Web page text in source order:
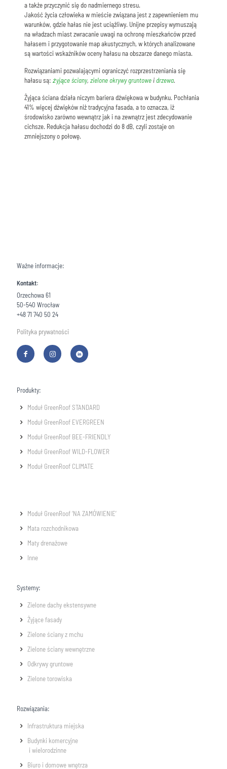
a także przyczynić się do nadmiernego stresu.
Jakość życia człowieka w mieście związana jest z zapewnieniem mu
warunków, gdzie hałas nie jest uciążliwy. Unijne przepisy wymuszają
na władzach miast zwracanie uwagi na ochronę mieszkańców przed
hałasem i przygotowanie map akustycznych, w których analizowane
są wartości wskaźników oceny hałasu na obszarze danego miasta.
Rozwiązaniami pozwalającymi ograniczyć rozprzestrzeniania się
hałasu są:żyjące ściany,zielone okrywy gruntowe idrzewa.
Żyjąca ściana działa niczym bariera dźwiękowa w budynku. Pochłania
41% więcej dźwięków niż tradycyjna fasada, a to oznacza, iż
środowisko zarówno wewnątrz jak i na zewnątrz jest zdecydowanie
cichsze. Redukcja hałasu dochodzi do 8 dB, czyli zostaje on
zmniejszony o połowę.
Ważne informacje:
Kontakt:
Orzechowa 61
50-540 Wrocław
+48 71 740 50 24
Polityka prywatności
Produkty:
Moduł GreenRoof STANDARD
Moduł GreenRoof EVERGREEN
Moduł GreenRoof BEE-FRIENDLY
Moduł GreenRoof WILD-FLOWER
Moduł GreenRoof CLIMATE
Moduł GreenRoof ‘NA ZAMÓWIENIE’
Mata rozchodnikowa
Maty drenażowe
Inne
Systemy:
Zielone dachy ekstensywne
Żyjące fasady
Zielone ściany z mchu
Zielone ściany wewnętrzne
Odkrywy gruntowe
Zielone torowiska
Rozwiązania:
Infrastruktura miejska
Budynki komercyjne
i wielorodzinne
Biuro i domowe wnętrza